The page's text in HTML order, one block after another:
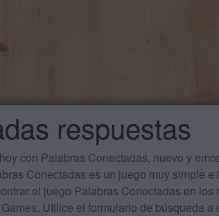
respuestas
con Palabras Conectadas, nuevo y
Conectadas es un juego muy simple
el juego Palabras Conectadas en
Utilice el formulario de búsqueda